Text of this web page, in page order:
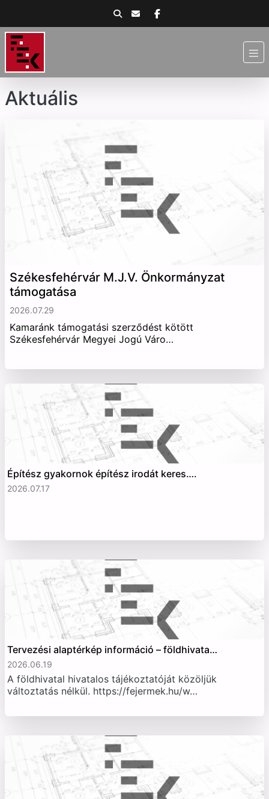
Aktuális
Székesfehérvár M.J.V. Önkormányzat
támogatása
2026.07.29
Kamaránk támogatási szerződést kötött
Székesfehérvár Megyei Jogú Váro…
Építész gyakornok építész irodát keres….
2026.07.17
Tervezési alaptérkép információ – földhivata…
2026.06.19
A földhivatal hivatalos tájékoztatóját közöljük
változtatás nélkül. https://fejermek.hu/w…